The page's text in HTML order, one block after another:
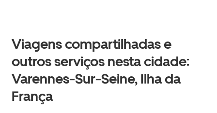
Viagens compartilhadas e
outros serviços nesta cidade:
Varennes-Sur-Seine, Ilha da
França